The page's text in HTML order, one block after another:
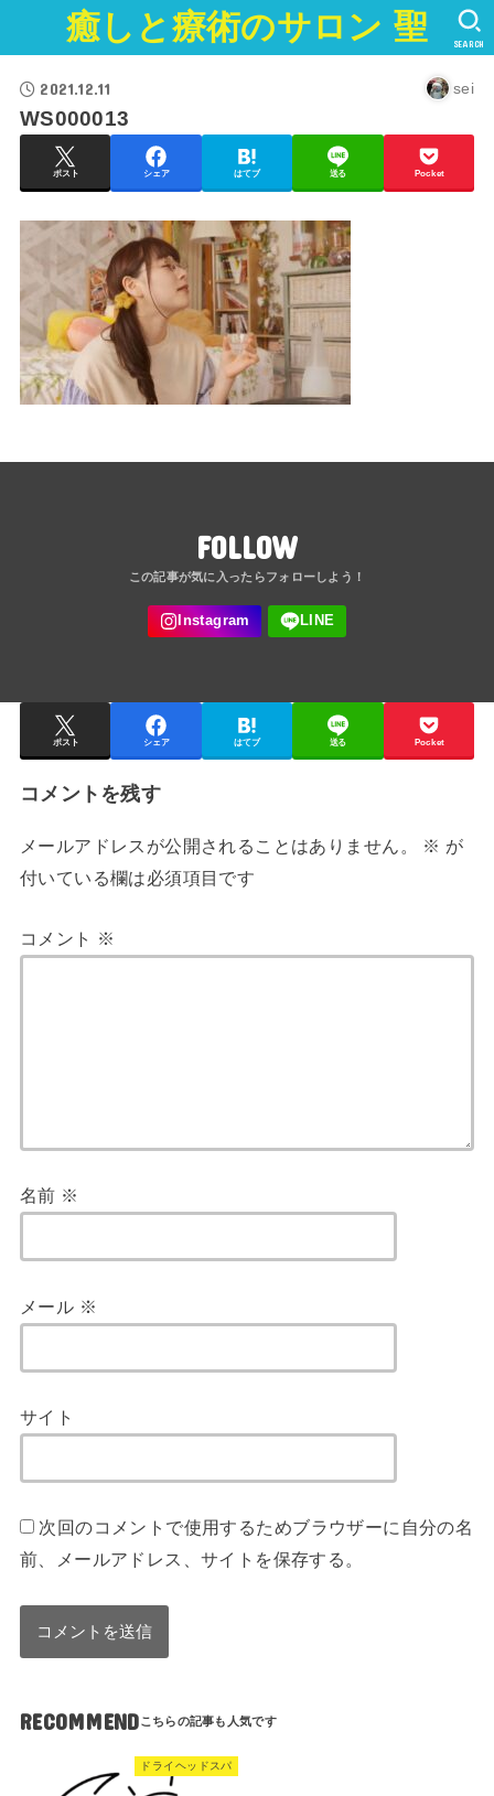
癒しと療術のサロン 聖 SEARCH
2021.12.11 sei
WS000013
ポスト シェア はてブ 送る Pocket
FOLLOW
ポスト シェア はてブ 送る Pocket
コメントを残す
メールアドレスが公開されることはありません。 ※ が
付いている欄は必須項目です
コメント ※
名前 ※
メール ※
サイト
次回のコメントで使用するためブラウザーに自分の名
前、メールアドレス、サイトを保存する。
RECOMMEND
ドライヘッドスパ